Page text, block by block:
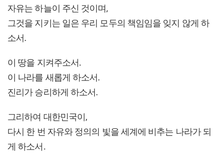
자유는 하늘이 주신 것이며,
그것을 지키는 일은 우리 모두의 책임임을 잊지 않게 하
소서.
이 땅을 지켜주소서.
이 나라를 새롭게 하소서.
진리가 승리하게 하소서.
그리하여 대한민국이,
다시 한 번 자유와 정의의 빛을 세계에 비추는 나라가 되
게 하소서.